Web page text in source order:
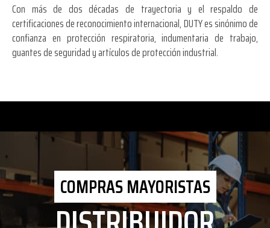
Con más de dos décadas de trayectoria y el respaldo de
certificaciones de reconocimiento internacional, DUTY es sinónimo de
confianza en protección respiratoria, indumentaria de trabajo,
guantes de seguridad y artículos de protección industrial.
COMPRAS MAYORISTAS